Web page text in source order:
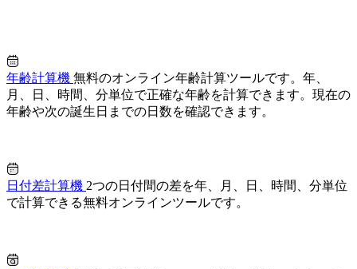
年齢計算機 無料のオンライン年齢計算ツールです。年、
月、日、時間、分単位で正確な年齢を計算できます。現在の
年齢や次の誕生日までの日数を確認できます。
日付差計算機 2つの日付間の差を年、月、日、時間、分単位
で計算できる無料オンラインツールです。